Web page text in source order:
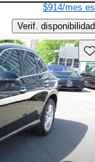
$914/mes
Verif. disponibilidad